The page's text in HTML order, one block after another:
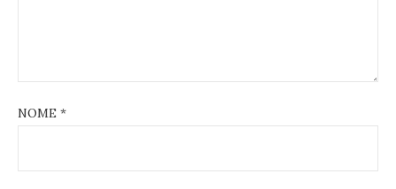
NOME *